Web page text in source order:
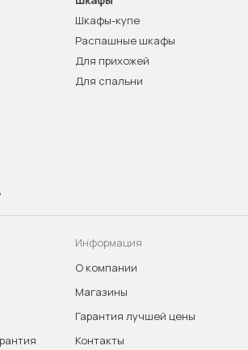
Шкафы-купе
Распашные шкафы
Для прихожей
Для спальни
Информация
О компании
Магазины
Гарантия лучшей цены
Контакты